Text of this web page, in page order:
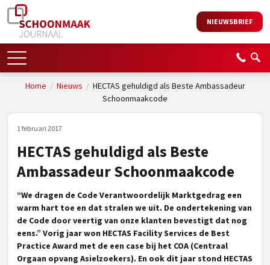
NIEUWSBRIEF
Home / Nieuws / HECTAS gehuldigd als Beste Ambassadeur
Schoonmaakcode
1 februari 2017
HECTAS gehuldigd als Beste
Ambassadeur Schoonmaakcode
“We dragen de Code Verantwoordelijk Marktgedrag een
warm hart toe en dat stralen we uit. De ondertekening van
de Code door veertig van onze klanten bevestigt dat nog
eens.” Vorig jaar won HECTAS Facility Services de Best
Practice Award met de een case bij het COA (Centraal
Orgaan opvang Asielzoekers). En ook dit jaar stond HECTAS